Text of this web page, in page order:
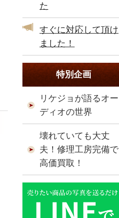
た
すぐに対応して頂け
ました！
特別企画
リケジョが語るオー
ディオの世界
壊れていても大丈
夫！修理工房完備で
高価買取！